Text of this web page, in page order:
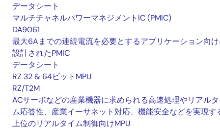
データシート
マルチチャネルパワーマネジメントIC (PMIC)
DA9061
最大6Aまでの連続電流を必要とするアプリケーション向
設計されたPMIC
データシート
RZ 32 & 64ビットMPU
RZ/T2M
ACサーボなどの産業機器に求められる高速処理やリアル
ム応答性、産業イーサネット対応、機能安全などを実現す
上位のリアルタイム制御向けMPU